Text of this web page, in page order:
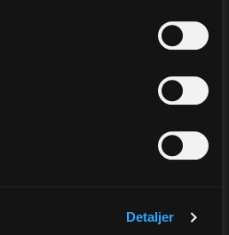
Detaljer
Eske-4-, Seta Nero
34x37x9 cm
Eks.Mva